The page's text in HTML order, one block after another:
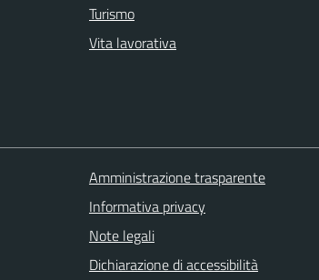
Turismo
Vita lavorativa
Amministrazione trasparente
Informativa privacy
Note legali
Dichiarazione di accessibilità